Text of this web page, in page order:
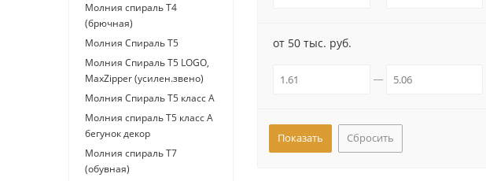
от 50 тыс. руб.
Сбросить
Молния спираль Т4
(брючная)
Молния Спираль Т5
Молния Спираль Т5 LOGO,
MaxZipper (усилен.звено)
Молния Спираль Т5 класс А
Молния спираль Т5 класс А
бегунок декор
Молния спираль Т7
(обувная)